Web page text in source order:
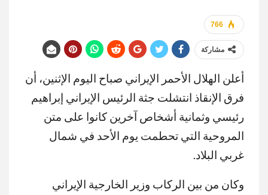
766
مشاركة
أعلن الهلال الأحمر الإيراني صباح اليوم الإثنين، أن
فرق الإنقاذ انتشلت جثة الرئيس الإيراني إبراهيم
رئيسي وثمانية أشخاص آخرين كانوا على متن
المروحية التي تحطمت يوم الأحد في شمال
غربي البلاد.
وكان من بين الركاب وزير الخارجية الإيراني